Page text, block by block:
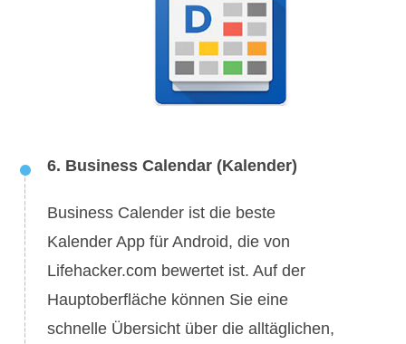
6. Business Calendar (Kalender)
Business Calender ist die beste
Kalender App für Android, die von
Lifehacker.com bewertet ist. Auf der
Hauptoberfläche können Sie eine
schnelle Übersicht über die alltäglichen,